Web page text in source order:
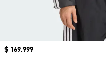
Precio
$ 169.999